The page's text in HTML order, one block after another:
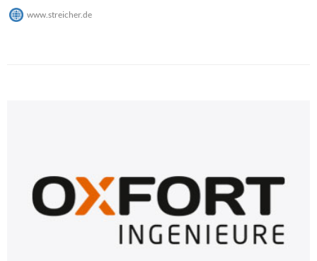
www.streicher.de